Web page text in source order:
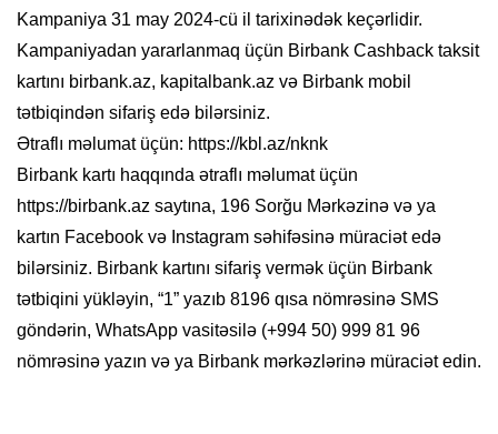
Kampaniya 31 may 2024-cü il tarixinədək keçərlidir.
Kampaniyadan yararlanmaq üçün Birbank Cashback taksit
kartını birbank.az, kapitalbank.az və Birbank mobil
tətbiqindən sifariş edə bilərsiniz.
Ətraflı məlumat üçün: https://kbl.az/nknk
Birbank kartı haqqında ətraflı məlumat üçün
https://birbank.az saytına, 196 Sorğu Mərkəzinə və ya
kartın Facebook və Instagram səhifəsinə müraciət edə
bilərsiniz. Birbank kartını sifariş vermək üçün Birbank
tətbiqini yükləyin, “1” yazıb 8196 qısa nömrəsinə SMS
göndərin, WhatsApp vasitəsilə (+994 50) 999 81 96
nömrəsinə yazın və ya Birbank mərkəzlərinə müraciət edin.